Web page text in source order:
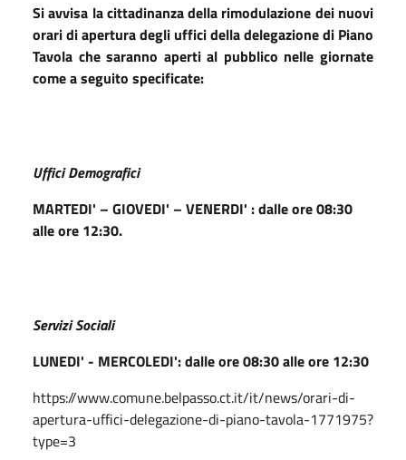
Si avvisa la cittadinanza della rimodulazione dei nuovi
orari di apertura degli uffici della delegazione di Piano
Tavola che saranno aperti al pubblico nelle giornate
come a seguito specificate:
Uffici Demografici
MARTEDI' – GIOVEDI' – VENERDI' : dalle ore 08:30
alle ore 12:30.
Servizi Sociali
LUNEDI' - MERCOLEDI': dalle ore 08:30 alle ore 12:30
https://www.comune.belpasso.ct.it/it/news/orari-di-
apertura-uffici-delegazione-di-piano-tavola-1771975?
type=3